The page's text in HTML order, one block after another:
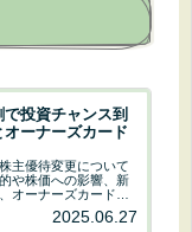
投資チャンス到
ーナーズカード
主優待変更について
や株価への影響、新
オーナーズカードの
に必要な情報を網
記事です。2025.06.27